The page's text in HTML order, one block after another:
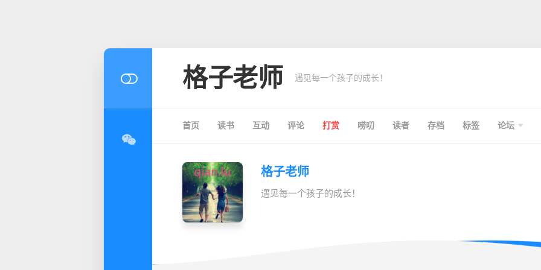
格子老师 遇见每一个孩子的成长！
首页 读书 互动 评论 打赏 唠叨 读者 存档 标签 论坛
格子老师
遇见每一个孩子的成长！